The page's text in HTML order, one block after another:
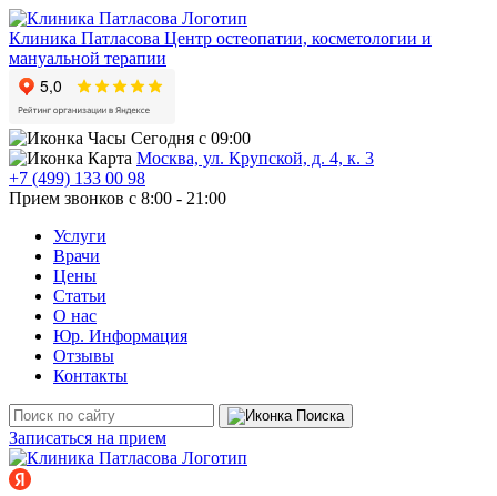
Клиника Патласова Центр остеопатии, косметологии и
мануальной терапии
Сегодня с 09:00
Москва, ул. Крупской, д. 4, к. 3
+7 (499) 133 00 98
Прием звонков с 8:00 - 21:00
Услуги
Врачи
Цены
Статьи
О нас
Юр. Информация
Отзывы
Контакты
Записаться на прием